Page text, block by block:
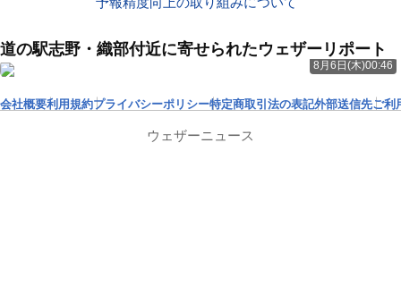
道の駅志野・織部付近に寄せられたウェザーリポート
8月6日(木)00:46
会社概要利用規約プライバシーポリシー特定商取引法の表記外部送信先ご利
ウェザーニュース